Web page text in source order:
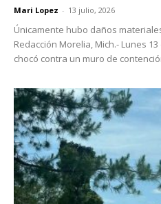
Mari Lopez - 13 julio, 2026
Únicamente hubo daños
Redacción Morelia, Mich.- Lunes
chocó contra un muro de